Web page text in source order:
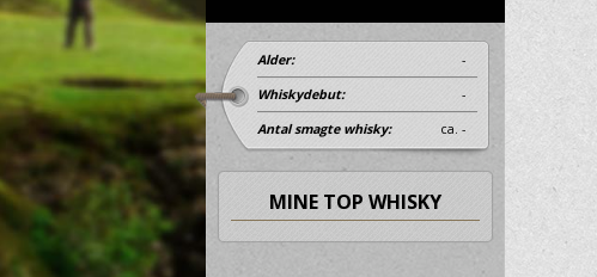
Alder: -
Whiskydebut: -
Antal smagte whisky: ca. -
MINE TOP WHISKY